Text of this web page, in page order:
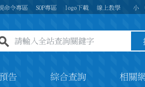
命令專區 SOP專區 logo下載 線上教學 小
全站查詢關鍵字欄位
告 綜合查詢 相關